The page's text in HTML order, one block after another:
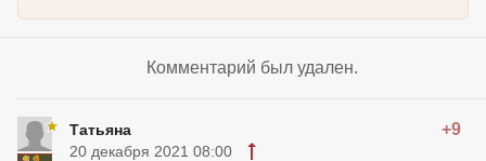
Комментарий был удален.
Татьяна +9
20 декабря 2021 08:00